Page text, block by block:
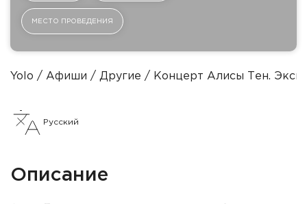
МЕСТО ПРОВЕДЕНИЯ
Yolo Афиши Другие Концерт Алисы Тен.
Русский
Описание